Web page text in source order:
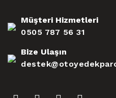
Müşteri Hizmetleri
0505 787 56 31
Bize Ulaşın